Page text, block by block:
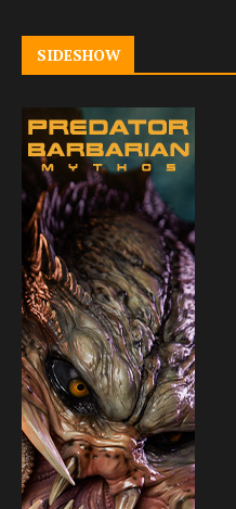
SIDESHOW